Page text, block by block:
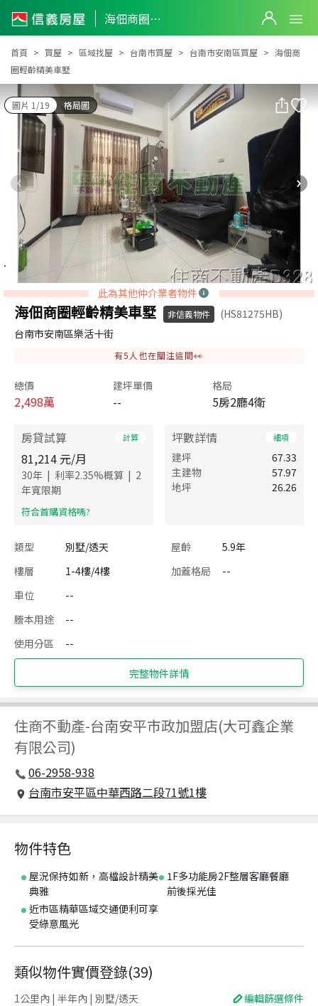
海佃商圈輕齡精美車墅
海佃商圈輕齡精美車墅
首頁 買屋 區域找屋 台南市買屋 台南市安南區買屋
海佃商
圈輕齡精美車墅
圖片 1/19 格局圖
此為其他仲介業者物件
海佃商圈輕齡精美車墅 非信義物件
(HS81275HB)
台南市安南區樂活十街
有5 人也在關注這間👀
總價
2,498萬
建坪單價
--
格局
5房2廳4衛
房貸試算 計算
81,214 元/月
30年 | 利率2.35%概算 | 2
年寬限期
​符合首購資格嗎?
坪數詳情 細項
建坪
67.33
主建物
57.97
地坪
26.26
類型 別墅/透天 屋齡
5.9年
樓層
1-4樓/4樓 加蓋格局
--
車位
--
謄本用途
--
使用分區
--
完整物件詳情
住商不動產-台南安平市政加盟店(大可鑫企業
有限公司)
06-2958-938
台南市安平區中華西路二段71號1樓
物件特色
屋況保持如新，高檔設計精美
典雅
1F多功能房2F整層客廳餐廳
前後採光佳
近市區精華區域交通便利可享
受綠意風光
類似物件實價登錄(39)
1公里內 | 半年內 | 別墅/透天 編輯篩選條件